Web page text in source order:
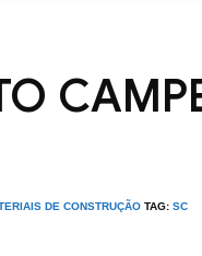
DE CONSTRUÇÃO TAG:SC